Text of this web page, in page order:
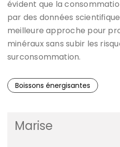
évident que la
par des données
meilleure approche pour
minéraux sans subir les
surconsommation.
Boissons énergisantes
Marise